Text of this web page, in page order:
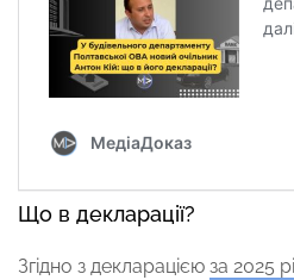
Що в декларації?
Згідно з декларацією за 2025